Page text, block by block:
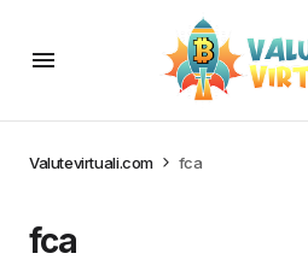
Valutevirtuali.com fca
fca